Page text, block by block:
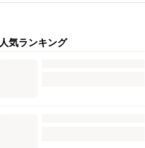
人気ランキング